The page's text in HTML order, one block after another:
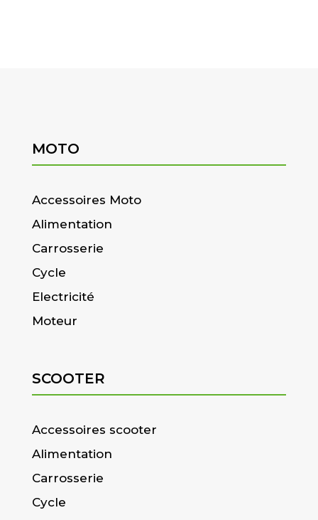
MOTO
Accessoires Moto
Alimentation
Carrosserie
Cycle
Electricité
Moteur
SCOOTER
Accessoires scooter
Alimentation
Carrosserie
Cycle